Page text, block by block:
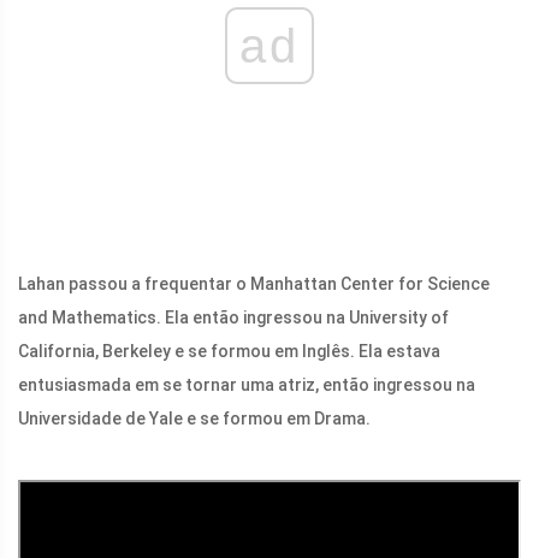
ad
Lahan passou a frequentar o Manhattan Center for Science
and Mathematics. Ela então ingressou na University of
California, Berkeley e se formou em Inglês. Ela estava
entusiasmada em se tornar uma atriz, então ingressou na
Universidade de Yale e se formou em Drama.